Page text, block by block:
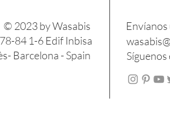
​​© 2023 by Wasabis
84 1-6 Edif Inbisa
Barcelona - Spain
Síguenos